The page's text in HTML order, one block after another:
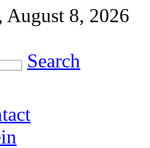
August 8, 2026
Search